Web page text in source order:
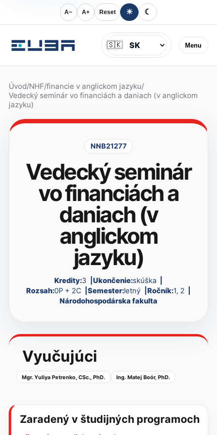
A− A+ Reset ☀ ☾
Menu
Jazyk
🇸🇰
Úvod/NHF/financie v anglickom jazyku/
Vedecký seminár vo financiách a daniach (v anglickom
jazyku)
NNB21277
Vedecký seminár
vo financiách a
daniach (v
anglickom
jazyku)
Kredity:3 Ukončenie:skúška
Rozsah:0P + 2C Semester:letný Ročník:1, 2
Národohospodárska fakulta
Vyučujúci
Mgr. Yuliya Petrenko, CSc., PhD. Ing. Matej Boór, PhD.
Zaradený v študijných programoch